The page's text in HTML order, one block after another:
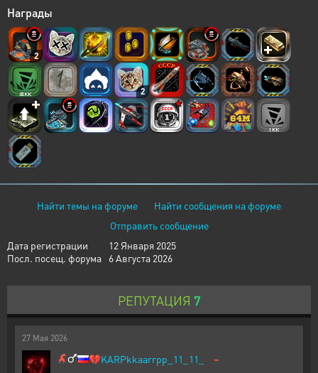
Награды
2
2
Найти темы на форуме
Найти сообщения на форуме
Отправить сообщение
Дата регистрации
12 Января 2025
Посл. посещ. форума
6 Августа 2026
РЕПУТАЦИЯ 7
27 Мая 2026
💔KARPkkaarrpp_11_11_ -